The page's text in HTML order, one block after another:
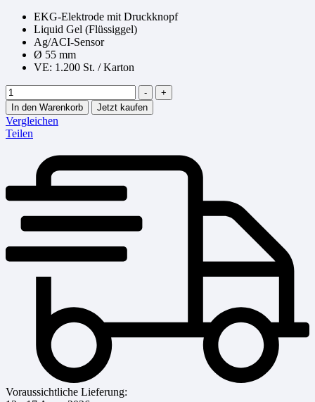
EKG-Elektrode mit Druckknopf
Liquid Gel (Flüssiggel)
Ag/ACI-Sensor
Ø 55 mm
VE: 1.200 St. / Karton
Menge
-
+
In den Warenkorb
Jetzt kaufen
Vergleichen
Teilen
Voraussichtliche Lieferung: